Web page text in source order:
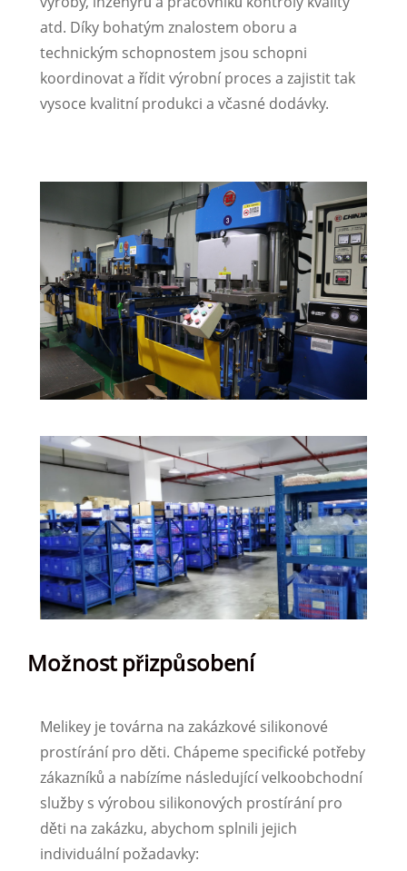
atd. Díky bohatým znalostem oboru a
technickým schopnostem jsou schopni
koordinovat a řídit výrobní proces a zajistit tak
vysoce kvalitní produkci a včasné dodávky.
Možnost přizpůsobení
Melikey je továrna na zakázkové silikonové
prostírání pro děti. Chápeme specifické potřeby
zákazníků a nabízíme následující velkoobchodní
služby s výrobou silikonových prostírání pro
děti na zakázku, abychom splnili jejich
individuální požadavky: